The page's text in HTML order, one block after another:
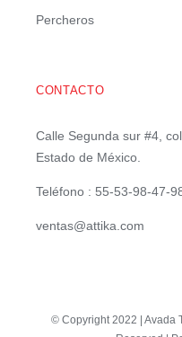
Percheros
CONTACTO
Calle Segunda sur #4,
Estado de México.
Teléfono : 55-53-98-47-
ventas@attika.com
© Copyright 2022 | Avada